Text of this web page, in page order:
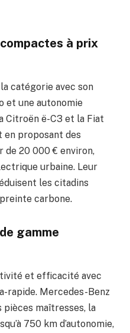
à prix
catégorie avec son
et une autonomie
Citroën ë-C3 et la Fiat
en proposant des
20 000 € environ,
urbaine. Leur
les citadins
carbone.
gamme
et efficacité avec
rapide. Mercedes-Benz
maîtresses, la
750 km d’autonomie,